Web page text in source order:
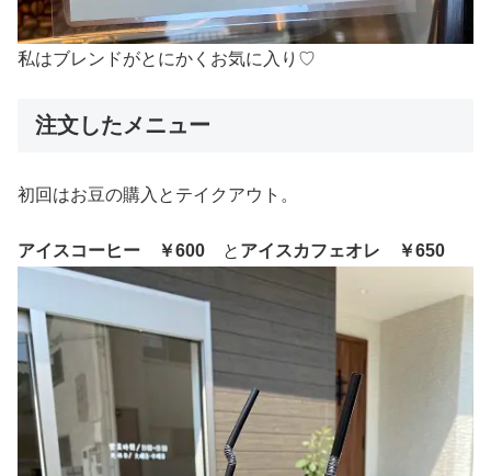
私はブレンドがとにかくお気に入り♡
注文したメニュー
初回はお豆の購入とテイクアウト。
アイスコーヒー ￥600 と アイスカフェオレ ￥650